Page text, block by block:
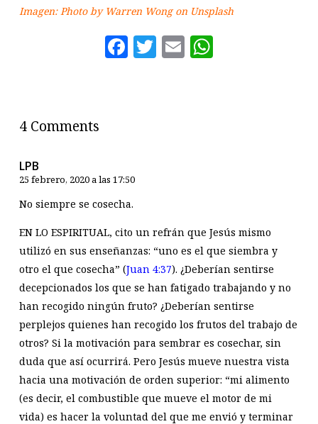
Imagen: Photo by Warren Wongon Unsplash
Facebook
Twitter
Email
4 Comments
LPB
25 febrero, 2020 a las 17:50
No siempre se cosecha.
EN LO ESPIRITUAL, cito un refrán que Jesús mismo
utilizó en sus enseñanzas: “uno es el que siembra y
otro el que cosecha” (Juan 4:37). ¿Deberían sentirse
decepcionados los que se han fatigado trabajando y no
han recogido ningún fruto? ¿Deberían sentirse
perplejos quienes han recogido los frutos del trabajo de
otros? Si la motivación para sembrar es cosechar, sin
duda que así ocurrirá. Pero Jesús mueve nuestra vista
hacia una motivación de orden superior: “mi alimento
(es decir, el combustible que mueve el motor de mi
vida) es hacer la voluntad del que me envió y terminar